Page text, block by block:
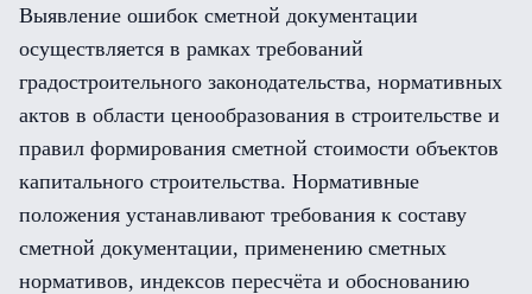
Выявление ошибок сметной документации
осуществляется в рамках требований
градостроительного законодательства, нормативных
актов в области ценообразования в строительстве и
правил формирования сметной стоимости объектов
капитального строительства. Нормативные
положения устанавливают требования к составу
сметной документации, применению сметных
нормативов, индексов пересчёта и обоснованию